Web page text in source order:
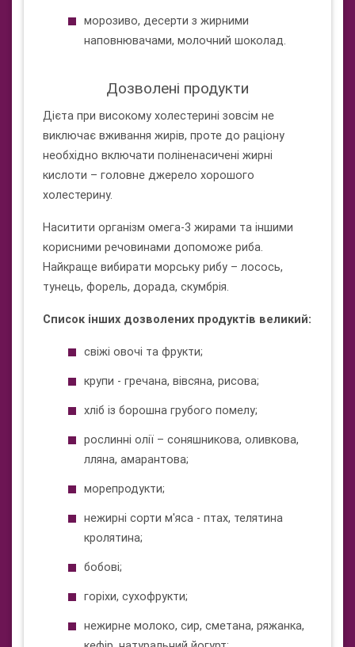
морозиво, десерти з жирними
наповнювачами, молочний шоколад.
Дозволені продукти
Дієта при високому холестерині зовсім не
виключає вживання жирів, проте до раціону
необхідно включати поліненасичені жирні
кислоти – головне джерело хорошого
холестерину.
Наситити організм омега-3 жирами та іншими
корисними речовинами допоможе риба.
Найкраще вибирати морську рибу – лосось,
тунець, форель, дорада, скумбрія.
Список інших дозволених продуктів великий:
свіжі овочі та фрукти;
крупи - гречана, вівсяна, рисова;
хліб із борошна грубого помелу;
рослинні олії – соняшникова, оливкова,
лляна, амарантова;
морепродукти;
нежирні сорти м'яса - птах, телятина
кролятина;
бобові;
горіхи, сухофрукти;
нежирне молоко, сир, сметана, ряжанка,